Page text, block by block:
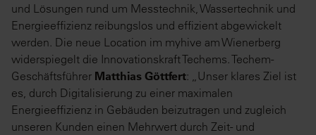
und Lösungen rund um Messtechnik, Wassertechnik und
Energieeffizienz reibungslos und effizient abgewickelt
werden. Die neue Location im myhive am Wienerberg
widerspiegelt die Innovationskraft Techems. Techem-
Geschäftsführer Matthias Göttfert: „Unser klares Ziel ist
es, durch Digitalisierung zu einer maximalen
Energieeffizienz in Gebäuden beizutragen und zugleich
unseren Kunden einen Mehrwert durch Zeit- und